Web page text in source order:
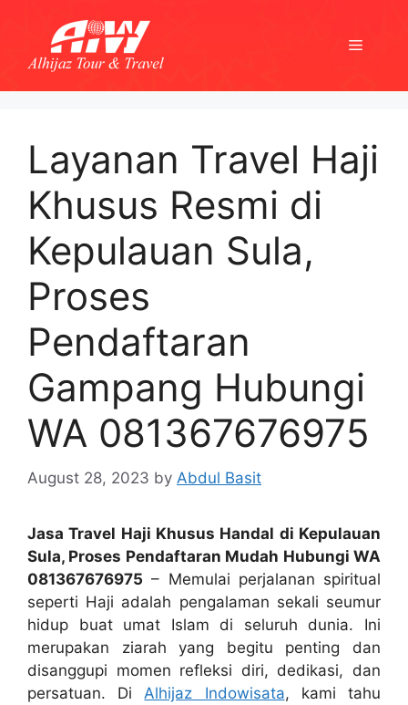
content
Menu
Layanan Travel Haji
Khusus Resmi di
Kepulauan Sula,
Proses
Pendaftaran
Gampang Hubungi
WA 081367676975
August 28, 2023 by Abdul Basit
Jasa Travel Haji Khusus Handal di Kepulauan
Sula, Proses Pendaftaran Mudah Hubungi WA
081367676975 – Memulai perjalanan spiritual
seperti Haji adalah pengalaman sekali seumur
hidup buat umat Islam di seluruh dunia. Ini
merupakan ziarah yang begitu penting dan
disanggupi momen refleksi diri, dedikasi, dan
persatuan. Di Alhijaz Indowisata, kami tahu